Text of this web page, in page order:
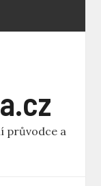
průvodce a